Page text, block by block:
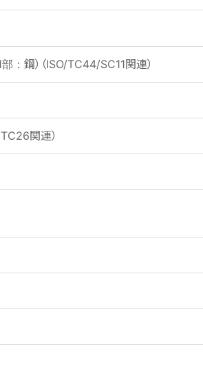
鋼）（ISO/TC44/SC11関連）
関連）